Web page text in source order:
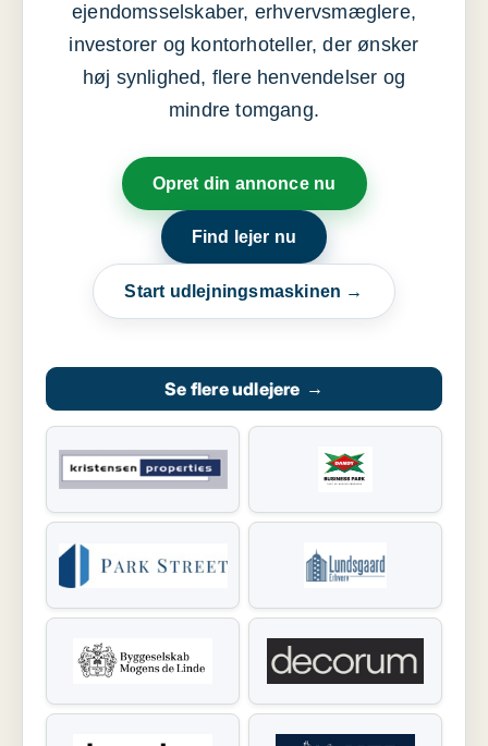
ejendomsselskaber, erhvervsmæglere,
investorer og kontorhoteller, der ønsker
høj synlighed, flere henvendelser og
mindre tomgang.
Opret din annonce nu
Find lejer nu
Start udlejningsmaskinen →
Se flere udlejere →